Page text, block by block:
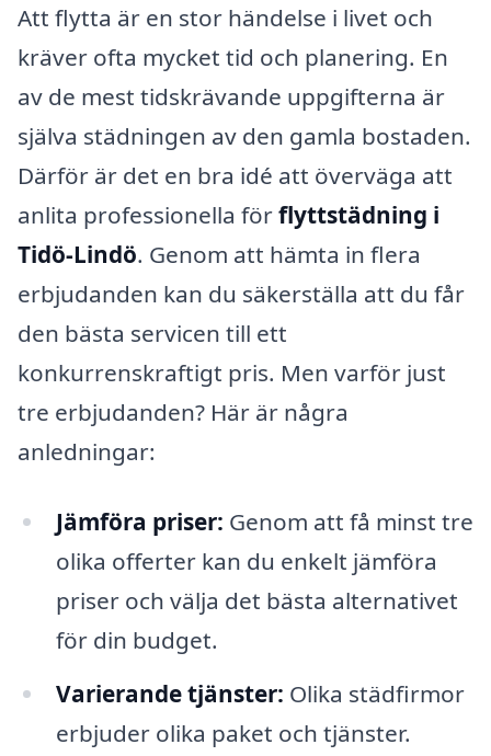
Att flytta är en stor händelse i livet och
kräver ofta mycket tid och planering. En
av de mest tidskrävande uppgifterna är
själva städningen av den gamla bostaden.
Därför är det en bra idé att överväga att
anlita professionella förflyttstädning i
Tidö-Lindö. Genom att hämta in flera
erbjudanden kan du säkerställa att du får
den bästa servicen till ett
konkurrenskraftigt pris. Men varför just
tre erbjudanden? Här är några
anledningar:
Jämföra priser: Genom att få minst tre
olika offerter kan du enkelt jämföra
priser och välja det bästa alternativet
för din budget.
Varierande tjänster: Olika städfirmor
erbjuder olika paket och tjänster.